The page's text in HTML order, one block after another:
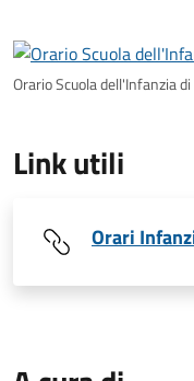
Orario Scuola dell'Infanzia
Link utili
Orari